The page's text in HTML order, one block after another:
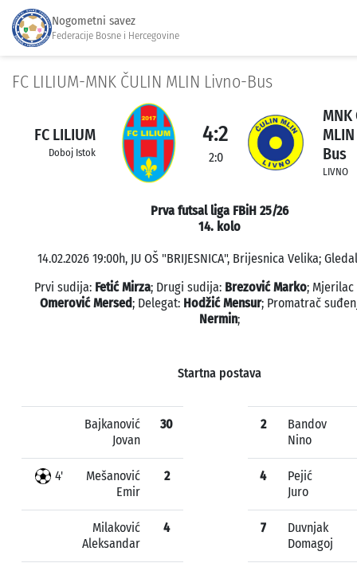
Nogometni savez
Federacije Bosne i Hercegovine
FC LILIUM-MNK ČULIN MLIN Livno-Bus
FC LILIUM
Doboj Istok
4:2
2:0
MNK
Bus
LIVNO
Prva futsal liga FBiH 25/26
14. kolo
14.02.2026 19:00h, JU OŠ "BRIJESNICA", Brijesnica Velika;
Prvi sudija: Fetić Mirza; Drugi sudija: Brezović Marko; Mjerilac
Omerović Mersed; Delegat: Hodžić Mensur; Promatrač
Nermin;
Startna postava
Bajkanović
Jovan
30
4'
Mešanović
Emir
2
Milaković
Aleksandar
4
2
Bandov
Nino
4
Pejić
Juro
7
Duvnjak
Domagoj